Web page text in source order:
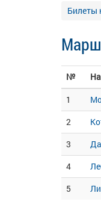
Билеты
№
1
2
3
4
5